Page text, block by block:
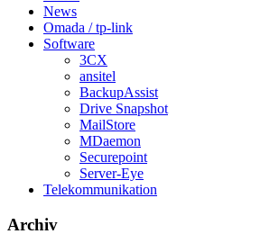
News
Omada / tp-link
Software
3CX
ansitel
BackupAssist
Drive Snapshot
MailStore
MDaemon
Securepoint
Server-Eye
Telekommunikation
Archiv